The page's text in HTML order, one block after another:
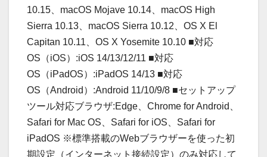
10.15、macOS Mojave 10.14、macOS High
Sierra 10.13、macOS Sierra 10.12、OS X El
Capitan 10.11、OS X Yosemite 10.10 ■対応
OS（iOS）:iOS 14/13/12/11 ■対応
OS（iPadOS）:iPadOS 14/13 ■対応
OS（Android）:Android 11/10/9/8 ■セットアップ
ツール対応ブラウザ:Edge、Chrome for Android、
Safari for Mac OS、Safari for iOS、Safari for
iPadOS ※標準搭載のWebブラウザーを使った初
期設定（インターネット接続設定）のみ対応して